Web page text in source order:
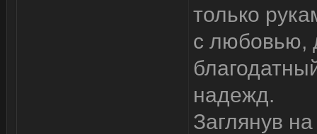
только
с любовью,
надежд.
Заглянув